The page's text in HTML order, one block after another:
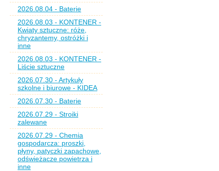
2026.08.04 - Baterie
2026.08.03 - KONTENER -
Kwiaty sztuczne: róże,
chryzantemy, ostróżki i
inne
2026.08.03 - KONTENER -
Liście sztuczne
2026.07.30 - Artykuły
szkolne i biurowe - KIDEA
2026.07.30 - Baterie
2026.07.29 - Stroiki
zalewane
2026.07.29 - Chemia
gospodarcza: proszki,
płyny, patyczki zapachowe,
odświeżacze powietrza i
inne